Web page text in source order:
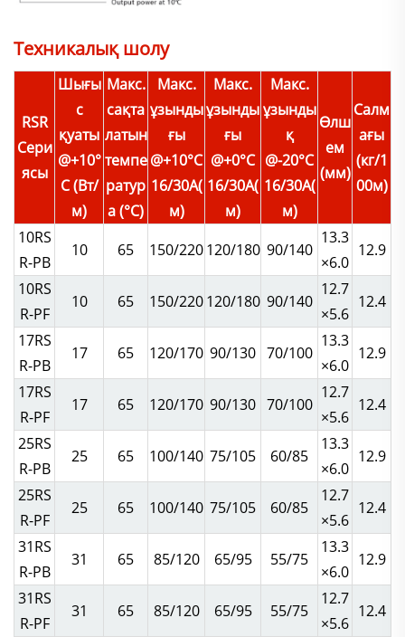
Техникалық шолу
RSR
Сери
ясы
Шығы
с
қуаты
@+10°
C (Вт/
м)
Макс.
сақта
латын
темпе
ратур
а (°C)
Макс.
ұзынды
ғы
@+10°C
16/30A(
м)
Макс.
ұзынды
ғы
@+0°C
16/30A(
м)
Макс.
ұзынды
қ
@-20°C
16/30A(
м)
Өлш
ем
(мм)
Салм
ағы
(кг/1
00м)
10RS
R-PB
10 65 150/220120/180 90/140
13.3
×6.0
12.9
10RS
R-PF
10 65 150/220120/180 90/140
12.7
×5.6
12.4
17RS
R-PB
17 65 120/170 90/130 70/100
13.3
×6.0
12.9
17RS
R-PF
17 65 120/170 90/130 70/100
12.7
×5.6
12.4
25RS
R-PB
25 65 100/140 75/105 60/85
13.3
×6.0
12.9
25RS
R-PF
25 65 100/140 75/105 60/85
12.7
×5.6
12.4
31RS
R-PB
31 65 85/120 65/95 55/75
13.3
×6.0
12.9
31RS
R-PF
31 65 85/120 65/95 55/75
12.7
×5.6
12.4